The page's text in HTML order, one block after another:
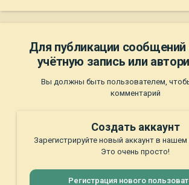
Для публикации сообщений
учётную запись или
Вы должны быть пользователем,
комментарий
Создать аккаунт
Зарегистрируйте новый аккаунт в
Это очень просто!
Регистрация нового